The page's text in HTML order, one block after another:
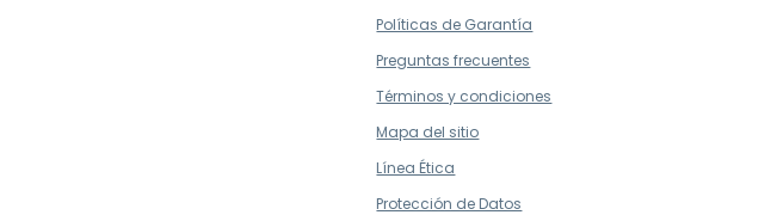
Políticas de Garantía
Preguntas frecuentes
Términos y condiciones
Mapa del sitio
Línea Ética
Protección de Datos